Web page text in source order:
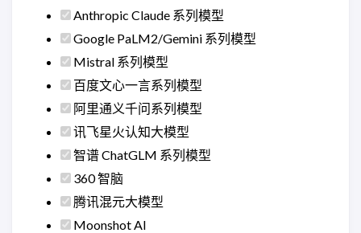
Anthropic Claude 系列模型
Google PaLM2/Gemini 系列模型
Mistral 系列模型
百度文心一言系列模型
阿里通义千问系列模型
讯飞星火认知大模型
智谱 ChatGLM 系列模型
360 智脑
腾讯混元大模型
Moonshot AI